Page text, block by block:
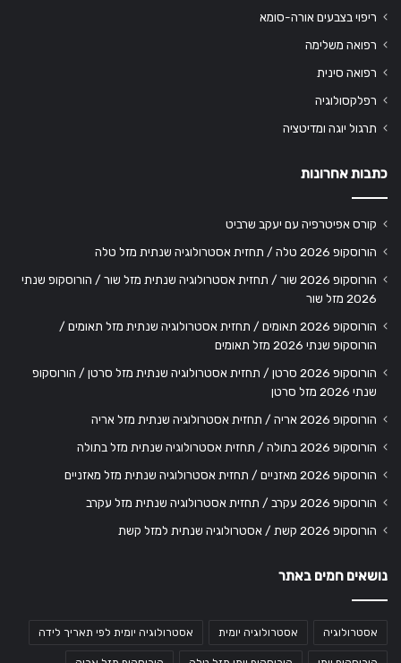
ריפוי בצבעים אורה-סומא
רפואה משלימה
רפואה סינית
רפלקסולוגיה
תרגול יוגה ומדיטציה
כתבות אחרונות
קורס אפיטרפיה עם יעקב שרביט
הורוסקופ 2026 טלה / תחזית אסטרולוגיה שנתית מזל טלה
הורוסקופ 2026 שור / תחזית אסטרולוגיה שנתית מזל שור / הורוסקופ שנתי
2026 מזל שור
הורוסקופ 2026 תאומים / תחזית אסטרולוגיה שנתית מזל תאומים /
הורוסקופ שנתי 2026 מזל תאומים
הורוסקופ 2026 סרטן / תחזית אסטרולוגיה שנתית מזל סרטן / הורוסקופ
שנתי 2026 מזל סרטן
הורוסקופ 2026 אריה / תחזית אסטרולוגיה שנתית מזל אריה
הורוסקופ 2026 בתולה / תחזית אסטרולוגיה שנתית מזל בתולה
הורוסקופ 2026 מאזניים / תחזית אסטרולוגיה שנתית מזל מאזניים
הורוסקופ 2026 עקרב / תחזית אסטרולוגיה שנתית מזל עקרב
הורוסקופ 2026 קשת / אסטרולוגיה שנתית למזל קשת
נושאים חמים באתר
אסטרולוגיה אסטרולוגיה יומית אסטרולוגיה יומית לפי תאריך לידה